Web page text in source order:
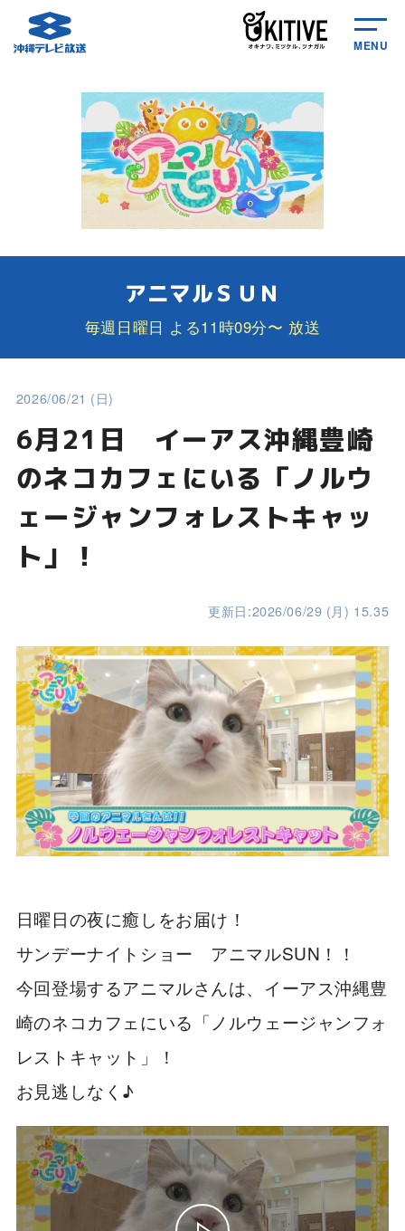
MENU
アニマルＳＵＮ
毎週日曜日 よる11時09分〜 放送
2026/06/21 (日)
6月21日 イーアス沖縄豊崎
のネコカフェにいる「ノルウ
ェージャンフォレストキャッ
ト」！
更新日:2026/06/29 (月) 15.35
日曜日の夜に癒しをお届け！
サンデーナイトショー アニマルSUN！！
今回登場するアニマルさんは、イーアス沖縄豊
崎のネコカフェにいる「ノルウェージャンフォ
レストキャット」！
お見逃しなく♪